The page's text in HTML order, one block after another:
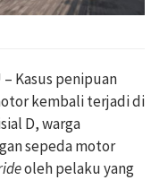
– Kasus penipuan
kembali terjadi di
D, warga
sepeda motor
oleh pelaku yang